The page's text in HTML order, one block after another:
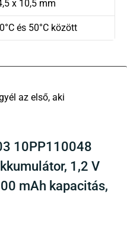
x 10,5 mm
és 50°C között
10PP110048
1,2 V
mAh kapacitás,